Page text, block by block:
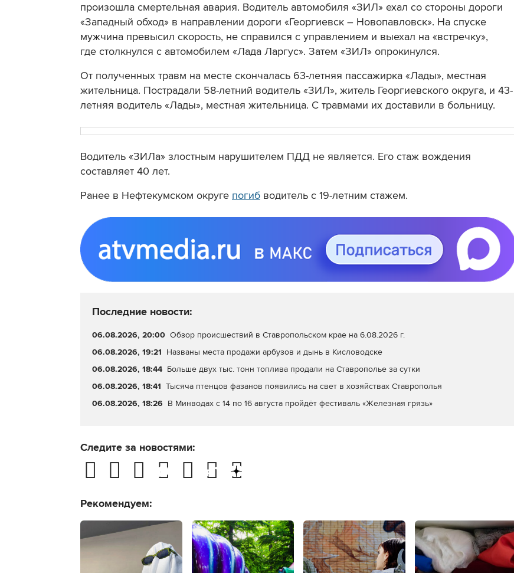
произошла смертельная авария. Водитель автомобиля «ЗИЛ» ехал со стороны дороги
«Западный обход» в направлении дороги «Георгиевск – Новопавловск». На спуске
мужчина превысил скорость, не справился с управлением и выехал на «встречку»,
где столкнулся с автомобилем «Лада Ларгус». Затем «ЗИЛ» опрокинулся.
От полученных травм на месте скончалась 63-летняя пассажирка «Лады», местная
жительница. Пострадали 58-летний водитель «ЗИЛ», житель Георгиевского округа, и 43-
летняя водитель «Лады», местная жительница. С травмами их доставили в больницу.
Водитель «ЗИЛа» злостным нарушителем ПДД не является. Его стаж вождения
составляет 40 лет.
Ранее в Нефтекумском округе погиб водитель с 19-летним стажем.
Последние новости:
06.08.2026, 20:00 Обзор происшествий в Ставропольском крае на 6.08.2026 г.
06.08.2026, 19:21 Названы места продажи арбузов и дынь в Кисловодске
06.08.2026, 18:44 Больше двух тыс. тонн топлива продали на Ставрополье за сутки
06.08.2026, 18:41 Тысяча птенцов фазанов появились на свет в хозяйствах Ставрополья
06.08.2026, 18:26 В Минводах с 14 по 16 августа пройдёт фестиваль «Железная грязь»
Следите за новостями:
Рекомендуем: